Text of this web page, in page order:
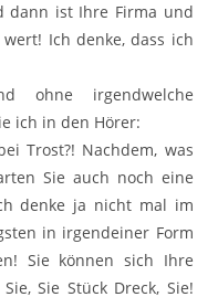
dann ist Ihre Firma und
Ich denke, dass ich
irgendwelche
ich in den Hörer:
Trost?! Nachdem, was
Sie auch noch eine
denke ja nicht mal im
in irgendeiner Form
Sie können sich Ihre
Sie Stück Dreck, Sie!